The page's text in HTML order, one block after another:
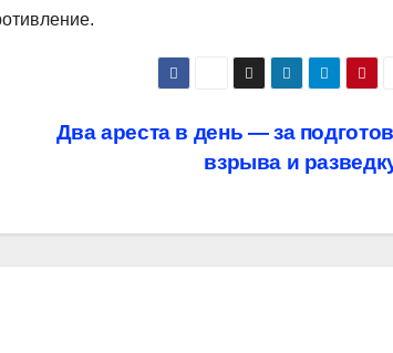
Два ареста в день — за
взрыва и